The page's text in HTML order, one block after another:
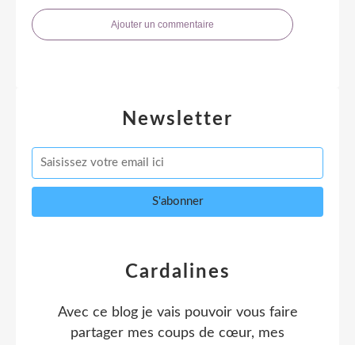
Ajouter un commentaire
Newsletter
Cardalines
Avec ce blog je vais pouvoir vous faire
partager mes coups de cœur, mes